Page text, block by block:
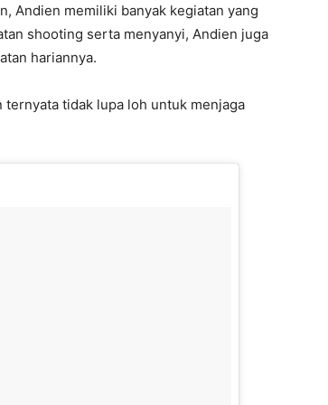
Andien memiliki banyak kegiatan yang
shooting serta menyanyi, Andien juga
hariannya.
tidak lupa loh untuk menjaga